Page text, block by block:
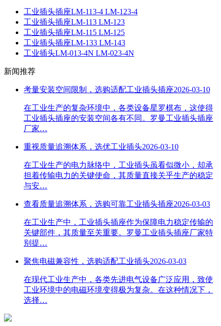
工业插头插座LM-113-4 LM-123-4
工业插头插座LM-113 LM-123
工业插头插座LM-115 LM-125
工业插头插座LM-133 LM-143
工业插头LM-013-4N LM-023-4N
新闻推荐
考量安装空间限制，选购适配工业插头插座2026-03-10
在工业生产的复杂环境中，各类设备星罗棋布，这使得
工业插头插座的安装空间各有不同。罗曼工业插头插座
厂家…
重视质量追溯体系，选优工业插头2026-03-10
在工业生产的电力脉络中，工业插头虽看似微小，却承
担着传输电力的关键使命，其质量直接关乎生产的稳定
与安…
查看质量追溯体系，选购可靠工业插头插座2026-03-03
在工业生产中，工业插头插座作为保障电力稳定传输的
关键部件，其质量至关重要。罗曼工业插头插座厂家特
别提…
聚焦电磁兼容性，选购适配工业插头2026-03-03
在现代工业生产中，各类先进电气设备广泛应用，致使
工业环境中的电磁环境变得极为复杂。在这种情况下，
选择…